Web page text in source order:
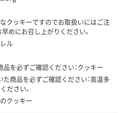
クッキーですのでお取扱いにはご注
めにお召し上がりください。
ル
を必ずご確認ください：クッキー
商品を必ずご確認ください：高温多
ださい。
クッキー